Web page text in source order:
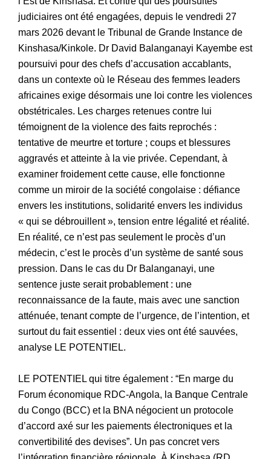
judiciaires ont été engagées, depuis le vendredi 27
mars 2026 devant le Tribunal de Grande Instance de
Kinshasa/Kinkole. Dr David Balanganayi Kayembe est
poursuivi pour des chefs d’accusation accablants,
dans un contexte où le Réseau des femmes leaders
africaines exige désormais une loi contre les violences
obstétricales. Les charges retenues contre lui
témoignent de la violence des faits reprochés :
tentative de meurtre et torture ; coups et blessures
aggravés et atteinte à la vie privée. Cependant, à
examiner froidement cette cause, elle fonctionne
comme un miroir de la société congolaise : défiance
envers les institutions, solidarité envers les individus
« qui se débrouillent », tension entre légalité et réalité.
En réalité, ce n’est pas seulement le procès d’un
médecin, c’est le procès d’un système de santé sous
pression. Dans le cas du Dr Balanganayi, une
sentence juste serait probablement : une
reconnaissance de la faute, mais avec une sanction
atténuée, tenant compte de l’urgence, de l’intention, et
surtout du fait essentiel : deux vies ont été sauvées,
analyse LE POTENTIEL.
LE POTENTIEL qui titre également : “En marge du
Forum économique RDC-Angola, la Banque Centrale
du Congo (BCC) et la BNA négocient un protocole
d’accord axé sur les paiements électroniques et la
convertibilité des devises”. Un pas concret vers